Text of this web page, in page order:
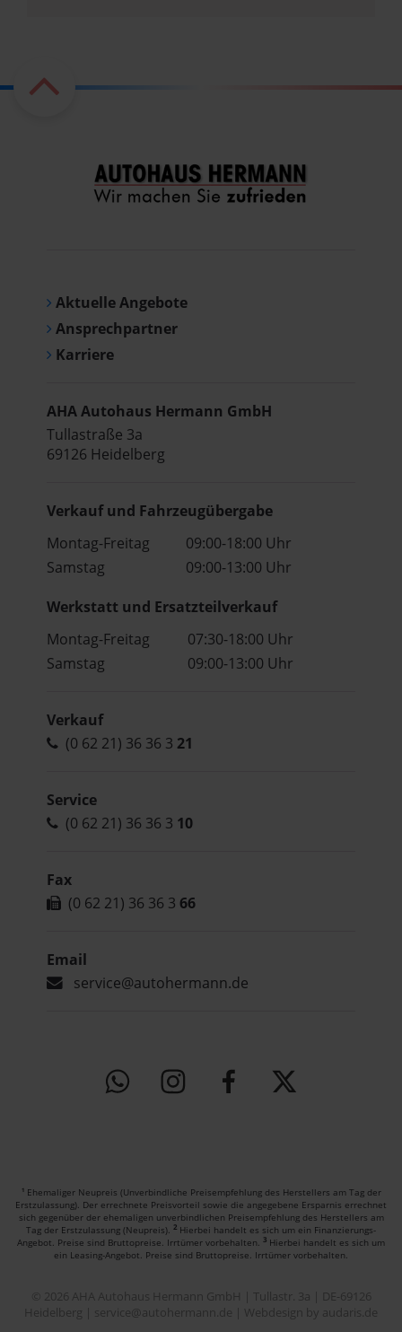
Aktuelle Angebote
Ansprechpartner
Karriere
AHA Autohaus Hermann GmbH
Tullastraße 3a
69126 Heidelberg
Verkauf und Fahrzeugübergabe
Montag-Freitag
09:00-18:00 Uhr
Samstag
09:00-13:00 Uhr
Werkstatt und Ersatzteilverkauf
Montag-Freitag
07:30-18:00 Uhr
Samstag
09:00-13:00 Uhr
Verkauf
(0 62 21) 36 36 3 21
Service
(0 62 21) 36 36 3 10
Fax
(0 62 21) 36 36 3 66
Email
service@autohermann.de
1 Ehemaliger Neupreis (Unverbindliche Preisempfehlung des Herstellers am Tag der
Erstzulassung). Der errechnete Preisvorteil sowie die angegebene Ersparnis errechnet
sich gegenüber der ehemaligen unverbindlichen Preisempfehlung des Herstellers am
Tag der Erstzulassung (Neupreis). 2 Hierbei handelt es sich um ein Finanzierungs-
Angebot. Preise sind Bruttopreise. Irrtümer vorbehalten.
3 Hierbei handelt es sich um
ein Leasing-Angebot. Preise sind Bruttopreise. Irrtümer vorbehalten.
© 2026 AHA Autohaus Hermann GmbH | Tullastr. 3a | DE-69126
Heidelberg | service@autohermann.de | Webdesign by audaris.de